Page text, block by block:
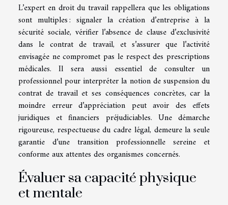
L’expert en droit du travail rappellera que les obligations
sont multiples : signaler la création d’entreprise à la
sécurité sociale, vérifier l’absence de clause d’exclusivité
dans le contrat de travail, et s’assurer que l’activité
envisagée ne compromet pas le respect des prescriptions
médicales. Il sera aussi essentiel de consulter un
professionnel pour interpréter la notion de suspension du
contrat de travail et ses conséquences concrètes, car la
moindre erreur d’appréciation peut avoir des effets
juridiques et financiers préjudiciables. Une démarche
rigoureuse, respectueuse du cadre légal, demeure la seule
garantie d’une transition professionnelle sereine et
conforme aux attentes des organismes concernés.
Évaluer sa capacité physique
et mentale